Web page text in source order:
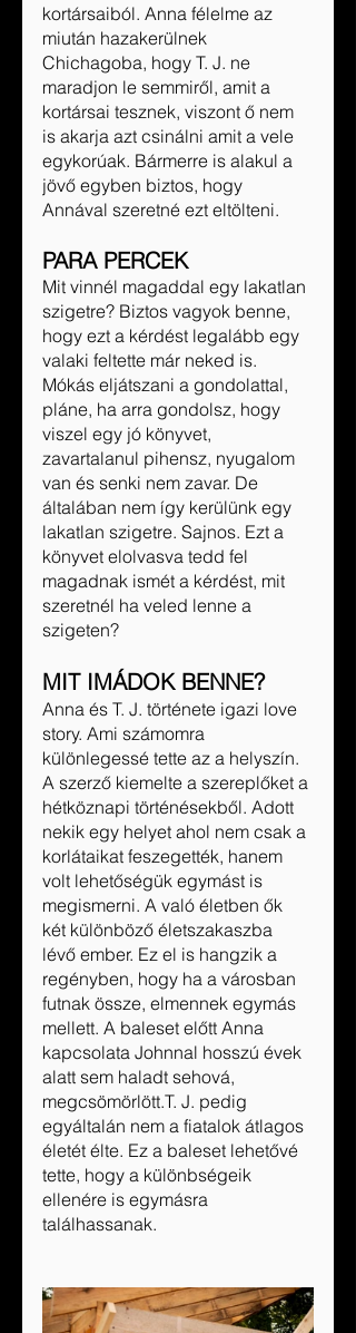
kortársaiból. Anna félelme az
miután hazakerülnek
Chichagoba, hogy T. J. ne
maradjon le semmiről, amit a
kortársai tesznek, viszont ő nem
is akarja azt csinálni amit a vele
egykorúak. Bármerre is alakul a
jövő egyben biztos, hogy
Annával szeretné ezt eltölteni.
PARA PERCEK
Mit vinnél magaddal egy lakatlan
szigetre? Biztos vagyok benne,
hogy ezt a kérdést legalább egy
valaki feltette már neked is.
Mókás eljátszani a gondolattal,
pláne, ha arra gondolsz, hogy
viszel egy jó könyvet,
zavartalanul pihensz, nyugalom
van és senki nem zavar. De
általában nem így kerülünk egy
lakatlan szigetre. Sajnos. Ezt a
könyvet elolvasva tedd fel
magadnak ismét a kérdést, mit
szeretnél ha veled lenne a
szigeten?
MIT IMÁDOK BENNE?
Anna és T. J. története igazi love
story. Ami számomra
különlegessé tette az a helyszín.
A szerző kiemelte a szereplőket a
hétköznapi történésekből. Adott
nekik egy helyet ahol nem csak a
korlátaikat feszegették, hanem
volt lehetőségük egymást is
megismerni. A való életben ők
két különböző életszakaszba
lévő ember. Ez el is hangzik a
regényben, hogy ha a városban
futnak össze, elmennek egymás
mellett. A baleset előtt Anna
kapcsolata Johnnal hosszú évek
alatt sem haladt sehová,
megcsömörlött.T. J. pedig
egyáltalán nem a fiatalok átlagos
életét élte. Ez a baleset lehetővé
tette, hogy a különbségeik
ellenére is egymásra
találhassanak.